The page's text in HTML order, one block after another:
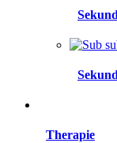
Therapie